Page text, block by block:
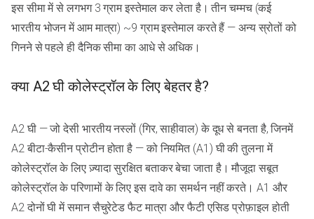
इस सीमा में से लगभग 3 ग्राम इस्तेमाल कर लेता है। तीन चम्मच (कई
भारतीय भोजन में आम मात्रा) ~9 ग्राम इस्तेमाल करते हैं — अन्य स्रोतों को
गिनने से पहले ही दैनिक सीमा का आधे से अधिक।
क्या A2 घी कोलेस्ट्रॉल के लिए बेहतर है?
A2 घी — जो देसी भारतीय नस्लों (गिर, साहीवाल) के दूध से बनता है, जिनमें
A2 बीटा-कैसीन प्रोटीन होता है — को नियमित (A1) घी की तुलना में
कोलेस्ट्रॉल के लिए ज़्यादा सुरक्षित बताकर बेचा जाता है। मौजूदा सबूत
कोलेस्ट्रॉल के परिणामों के लिए इस दावे का समर्थन नहीं करते। A1 और
A2 दोनों घी में समान सैचुरेटेड फैट मात्रा और फैटी एसिड प्रोफ़ाइल होती